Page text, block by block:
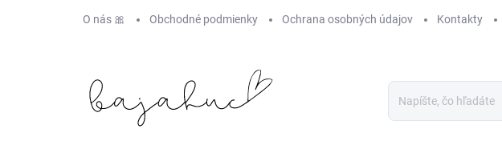
O nás 🎀 Obchodné podmienky Ochrana osobných údajov Kontakty